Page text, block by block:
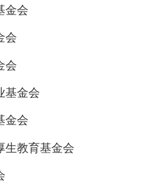
金会
会
会
基金会
金会
生教育基金会